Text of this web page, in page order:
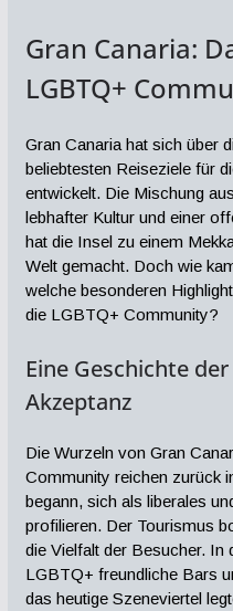
Gran Canaria:
LGBTQ+
Gran Canaria hat sich über
beliebtesten Reiseziele für
entwickelt. Die Mischung
lebhafter Kultur und einer
hat die Insel zu einem
Welt gemacht. Doch wie
welche besonderen
die LGBTQ+ Community?
Eine Geschichte
Akzeptanz
Die Wurzeln von Gran
Community reichen zurück
begann, sich als liberales
profilieren. Der Tourismus
die Vielfalt der Besucher. In
LGBTQ+ freundliche Bars
das heutige Szeneviertel